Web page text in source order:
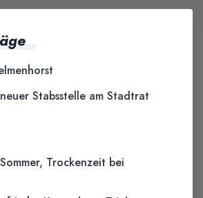
Stabsstelle am Stadtrat
Trockenzeit bei